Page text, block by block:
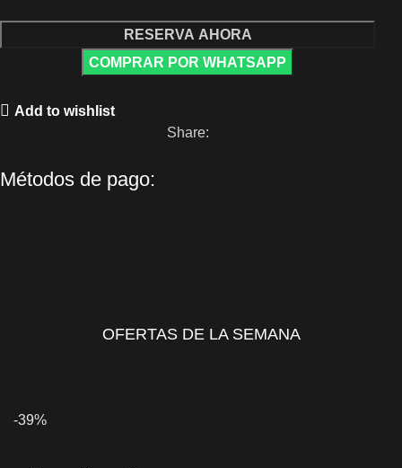
RESERVA AHORA
COMPRAR POR WHATSAPP
Add to wishlist
Share:
Métodos de pago:
OFERTAS DE LA SEMANA
-39%